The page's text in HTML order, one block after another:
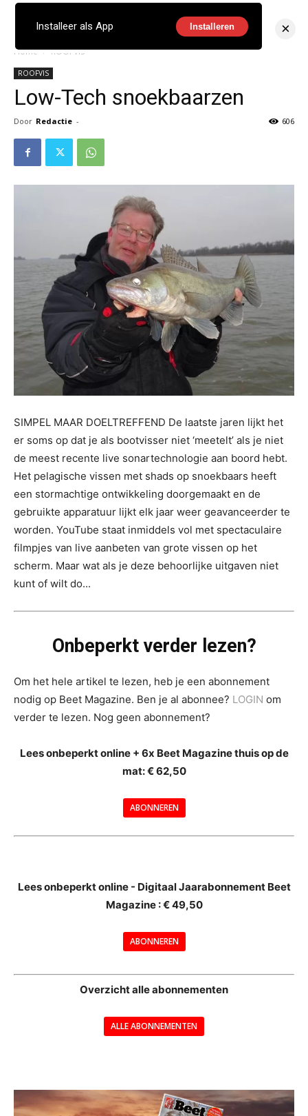
Home ROOFVIS
ROOFVIS
Low-Tech snoekbaarzen
Door Redactie - 606
SIMPEL MAAR DOELTREFFEND De laatste jaren lijkt het
er soms op dat je als bootvisser niet ‘meetelt’ als je niet
de meest recente live sonartechnologie aan boord hebt.
Het pelagische vissen met shads op snoekbaars heeft
een stormachtige ontwikkeling doorgemaakt en de
gebruikte apparatuur lijkt elk jaar weer geavanceerder te
worden. YouTube staat inmiddels vol met spectaculaire
filmpjes van live aanbeten van grote vissen op het
scherm. Maar wat als je deze behoorlijke uitgaven niet
kunt of wilt do...
Onbeperkt verder lezen?
Om het hele artikel te lezen, heb je een abonnement
nodig op Beet Magazine. Ben je al abonnee? LOGIN om
verder te lezen. Nog geen abonnement?
Lees onbeperkt online + 6x Beet Magazine thuis op de
mat: € 62,50
ABONNEREN
Lees onbeperkt online - Digitaal Jaarabonnement Beet
Magazine : € 49,50
ABONNEREN
Overzicht alle abonnementen
ALLE ABONNEMENTEN
Installeer als App Installeren ×